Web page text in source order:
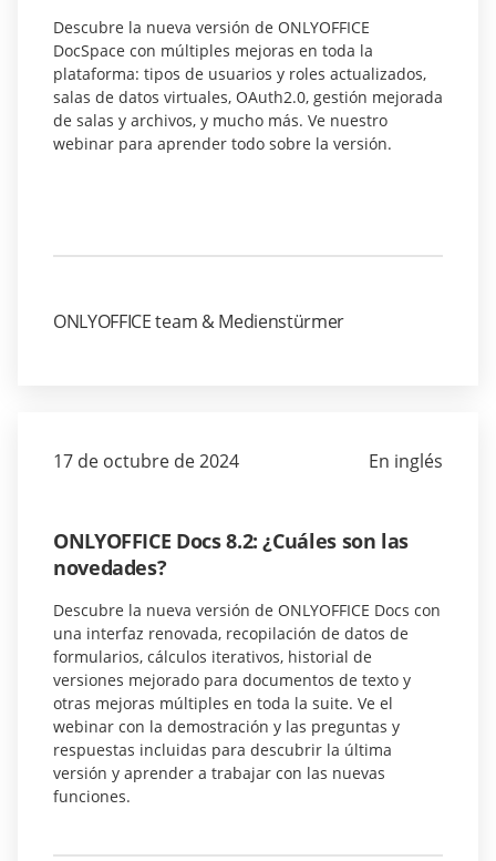
Descubre la nueva versión de ONLYOFFICE
DocSpace con múltiples mejoras en toda la
plataforma: tipos de usuarios y roles actualizados,
salas de datos virtuales, OAuth2.0, gestión mejorada
de salas y archivos, y mucho más. Ve nuestro
webinar para aprender todo sobre la versión.
ONLYOFFICE team & Medienstürmer
17 de octubre de 2024 En inglés
ONLYOFFICE Docs 8.2: ¿Cuáles son las
novedades?
Descubre la nueva versión de ONLYOFFICE Docs con
una interfaz renovada, recopilación de datos de
formularios, cálculos iterativos, historial de
versiones mejorado para documentos de texto y
otras mejoras múltiples en toda la suite. Ve el
webinar con la demostración y las preguntas y
respuestas incluidas para descubrir la última
versión y aprender a trabajar con las nuevas
funciones.